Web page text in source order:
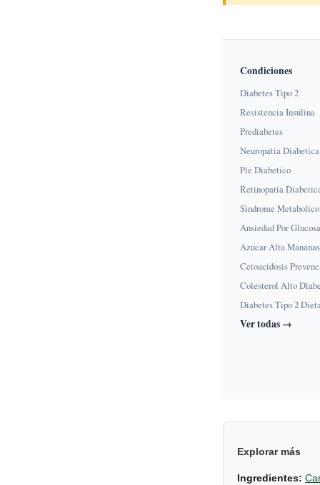
Condiciones
Diabetes Tipo 2
Resistencia Insulina
Prediabetes
Neuropatia Diabetica
Pie Diabetico
Retinopatia
Sindrome Metabolico
Ansiedad Por Glucosa
Azucar Alta Mananas
Cetoacidosis
Colesterol Alto
Diabetes Tipo 2
Ver todas →
Explorar más
Ingredientes: